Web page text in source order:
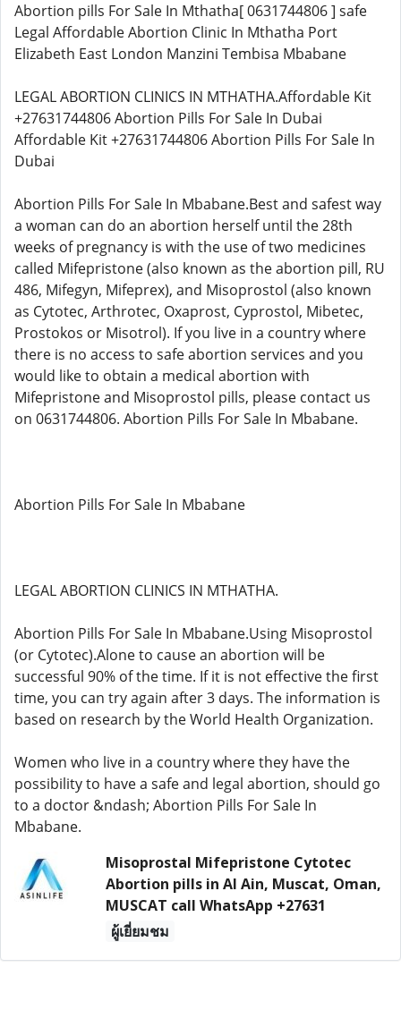
Abortion pills For Sale In Mthatha[ 0631744806 ] safe
Legal Affordable Abortion Clinic In Mthatha Port
Elizabeth East London Manzini Tembisa Mbabane
LEGAL ABORTION CLINICS IN MTHATHA.Affordable Kit
+27631744806 Abortion Pills For Sale In Dubai
Affordable Kit +27631744806 Abortion Pills For Sale In
Dubai
Abortion Pills For Sale In Mbabane.Best and safest way
a woman can do an abortion herself until the 28th
weeks of pregnancy is with the use of two medicines
called Mifepristone (also known as the abortion pill, RU
486, Mifegyn, Mifeprex), and Misoprostol (also known
as Cytotec, Arthrotec, Oxaprost, Cyprostol, Mibetec,
Prostokos or Misotrol). If you live in a country where
there is no access to safe abortion services and you
would like to obtain a medical abortion with
Mifepristone and Misoprostol pills, please contact us
on 0631744806. Abortion Pills For Sale In Mbabane.
Abortion Pills For Sale In Mbabane
LEGAL ABORTION CLINICS IN MTHATHA.
Abortion Pills For Sale In Mbabane.Using Misoprostol
(or Cytotec).Alone to cause an abortion will be
successful 90% of the time. If it is not effective the first
time, you can try again after 3 days. The information is
based on research by the World Health Organization.
Women who live in a country where they have the
possibility to have a safe and legal abortion, should go
to a doctor &ndash; Abortion Pills For Sale In
Mbabane.
Misoprostal Mifepristone Cytotec
Abortion pills in Al Ain, Muscat, Oman,
MUSCAT call WhatsApp +27631
ผู้เยี่ยมชม